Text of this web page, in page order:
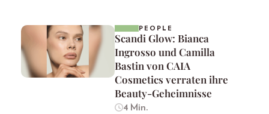
PEOPLE
Scandi Glow: Bianca
Ingrosso und Camilla
Bastin von CAIA
Cosmetics verraten ihre
Beauty-Geheimnisse
4 Min.